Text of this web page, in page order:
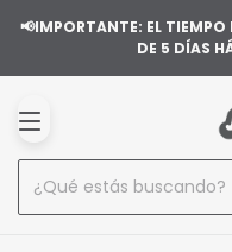
📢IMPORTANTE: EL TIEMPO
DE 5 DÍAS